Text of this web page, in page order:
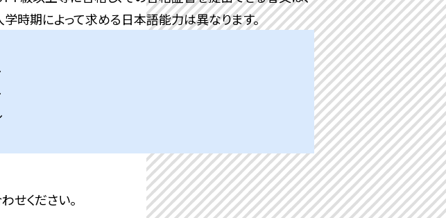
時期によって求める日本語能力は異なります。
せください。